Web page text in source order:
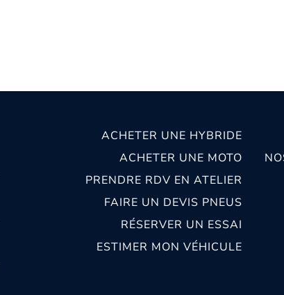
ACHETER UNE HYBRIDE
ACHETER UNE MOTO
PRENDRE RDV EN ATELIER
FAIRE UN DEVIS PNEUS
RÉSERVER UN ESSAI
ESTIMER MON VÉHICULE